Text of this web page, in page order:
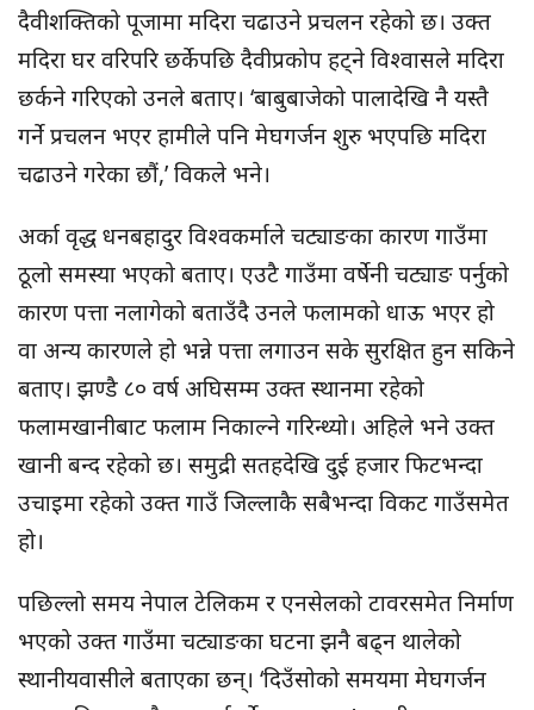
दैवीशक्तिको पूजामा मदिरा चढाउने प्रचलन रहेको छ। उक्त
मदिरा घर वरिपरि छर्केपछि दैवीप्रकोप हट्ने विश्वासले मदिरा
छर्कने गरिएको उनले बताए। ‘बाबुबाजेको पालादेखि नै यस्तै
गर्ने प्रचलन भएर हामीले पनि मेघगर्जन शुरु भएपछि मदिरा
चढाउने गरेका छौं,’ विकले भने।
अर्का वृद्ध धनबहादुर विश्वकर्माले चट्याङका कारण गाउँमा
ठूलो समस्या भएको बताए। एउटै गाउँमा वर्षेनी चट्याङ पर्नुको
कारण पत्ता नलागेको बताउँदै उनले फलामको धाऊ भएर हो
वा अन्य कारणले हो भन्ने पत्ता लगाउन सके सुरक्षित हुन सकिने
बताए। झण्डै ८० वर्ष अघिसम्म उक्त स्थानमा रहेको
फलामखानीबाट फलाम निकाल्ने गरिन्थ्यो। अहिले भने उक्त
खानी बन्द रहेको छ। समुद्री सतहदेखि दुई हजार फिटभन्दा
उचाइमा रहेको उक्त गाउँ जिल्लाकै सबैभन्दा विकट गाउँसमेत
हो।
पछिल्लो समय नेपाल टेलिकम र एनसेलको टावरसमेत निर्माण
भएको उक्त गाउँमा चट्याङका घटना झनै बढ्न थालेको
स्थानीयवासीले बताएका छन्। ‘दिउँसोको समयमा मेघगर्जन